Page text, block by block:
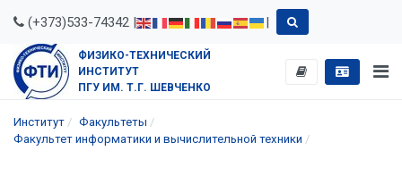
(+373)533-74342 | |
ФИЗИКО-ТЕХНИЧЕСКИЙ
ИНСТИТУТ
ПГУ ИМ. Т.Г. ШЕВЧЕНКО
Институт
Факультеты
Факультет информатики и вычислительной техники